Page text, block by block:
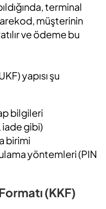
terminal
müşterinin
ve ödeme bu
yapısı şu
bilgileri
iade gibi)
birimi
yöntemleri (PIN
(KKF)